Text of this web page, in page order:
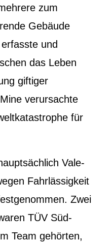
zum
Gebäude
und
das Leben
giftiger
verursachte
für
Vale-
Fahrlässigkeit
Zwei
TÜV Süd-
Team gehörten,